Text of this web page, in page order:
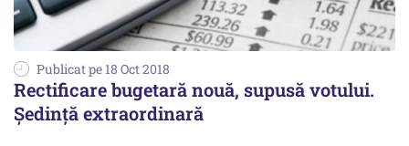
Publicat pe 18 Oct 2018
Rectificare bugetară nouă, supusă votului.
Ședință extraordinară